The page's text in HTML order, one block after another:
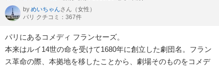
by めいちゃんさん （女性）
パリ クチコミ：367件
パリにあるコメディ フランセーズ。
本来はルイ14世の命を受けて1680年に創立した劇団名。フラン
ス革命の際、本拠地を移したことから、劇場そのものをコメデ